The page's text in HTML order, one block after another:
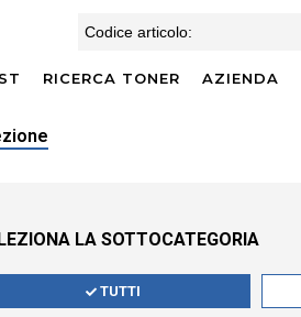
RICERCA TONER AZIENDA
LA SOTTOCATEGORIA
TUTTI